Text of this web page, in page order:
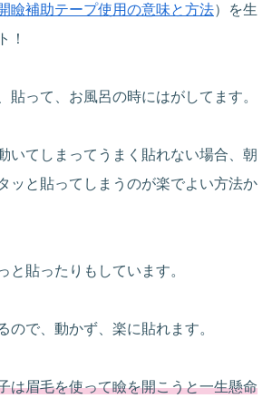
瞼補助テープ使用の意味と方法）を生
！
貼って、お風呂の時にはがしてます。
いてしまってうまく貼れない場合、朝
ッと貼ってしまうのが楽でよい方法か
と貼ったりもしています。
ので、動かず、楽に貼れます。
は眉毛を使って瞼を開こうと一生懸命